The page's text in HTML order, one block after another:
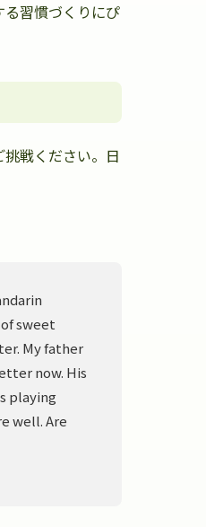
習慣づくりにぴ
戦ください。日
sweet
My father
now. His
playing
well. Are